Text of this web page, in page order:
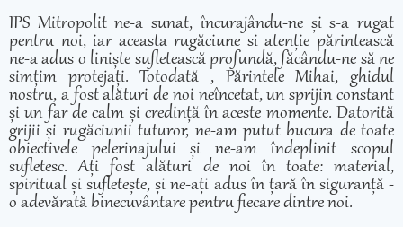
IPS Mitropolit ne-a sunat, încurajându-ne și s-a rugat
pentru noi, iar aceasta rugăciune si atenție părintească
ne-a adus o liniște sufletească profundă, făcându-ne să ne
simțim protejați. Totodată , Părintele Mihai, ghidul
nostru, a fost alături de noi neîncetat, un sprijin constant
și un far de calm și credință în aceste momente. Datorită
grijii și rugăciunii tuturor, ne-am putut bucura de toate
obiectivele pelerinajului și ne-am îndeplinit scopul
sufletesc. Ați fost alături de noi în toate: material,
spiritual și sufletește, și ne-ați adus în țară în siguranță -
o adevărată binecuvântare pentru fiecare dintre noi.